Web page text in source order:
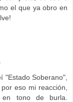
el que ya obro en
"Estado Soberano",
eso mi reacción,
tono de burla.